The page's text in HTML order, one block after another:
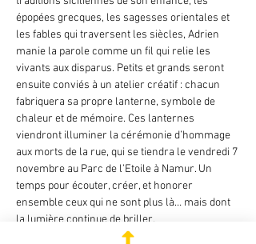
épopées grecques, les sagesses orientales et
les fables qui traversent les siècles, Adrien
manie la parole comme un fil qui relie les
vivants aux disparus. Petits et grands seront
ensuite conviés à un atelier créatif : chacun
fabriquera sa propre lanterne, symbole de
chaleur et de mémoire. Ces lanternes
viendront illuminer la cérémonie d’hommage
aux morts de la rue, qui se tiendra le vendredi 7
novembre au Parc de l’Etoile à Namur. Un
temps pour écouter, créer, et honorer
ensemble ceux qui ne sont plus là… mais dont
la lumière continue de briller.
Par le conteur Adrien Lociuro.